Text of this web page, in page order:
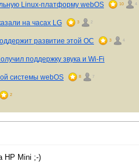
Linux-платформу webOS 10 4
на часах LG 3 2
развитие этой ОС 3 4
поддержку звука и Wi-Fi
системы webOS 8 7
2
HP Mini ;-)